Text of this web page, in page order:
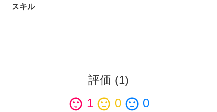
スキル
評価 (1)
sentiment_satisfied 1 sentiment_neutral 0 sentiment_dissatisfied 0